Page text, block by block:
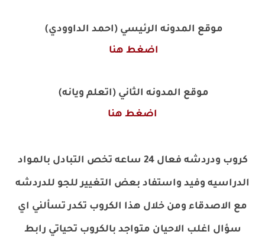
موقع المدونه الرئيسي (احمد الداوودي)
اضغط هنا
موقع المدونه الثاني (اتعلم ويانه)
اضغط هنا
كروب ودردشه فعال 24 ساعه تخص التبادل بالمواد
الدراسيه وفيد واستفاد بعض التغيير للجو للدردشه
مع الاصدقاء ومن خلال هذا الكروب تكدر تسألني اي
سؤال اغلب الاحيان متواجد بالكروب تحياتي رابط